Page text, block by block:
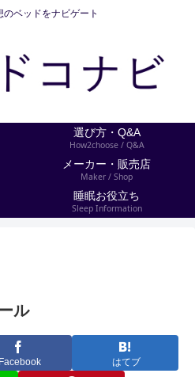
ベッドをナビゲート
選び方・Q&A
How2choose / Q&A
メーカー・販売店
Maker / Shop
睡眠お役立ち
Sleep Information
ル
Facebook はてブ